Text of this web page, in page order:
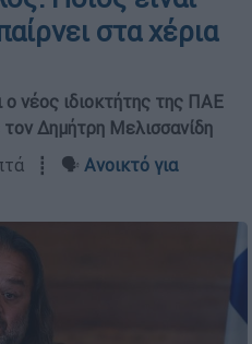
στα χέρια
ο νέος ιδιοκτήτης της ΠΑΕ
Δημήτρη Μελισσανίδη
┋ 🗣️ Ανοικτό για